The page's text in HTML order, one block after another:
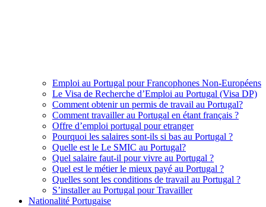
Emploi au Portugal pour Francophones Non-Européens
Le Visa de Recherche d’Emploi au Portugal (Visa DP)
Comment obtenir un permis de travail au Portugal?
Comment travailler au Portugal en étant français ?
Offre d’emploi portugal pour etranger
Pourquoi les salaires sont-ils si bas au Portugal ?
Quelle est le Le SMIC au Portugal?
Quel salaire faut-il pour vivre au Portugal ?
Quel est le métier le mieux payé au Portugal ?
Quelles sont les conditions de travail au Portugal ?
S’installer au Portugal pour Travailler
Nationalité Portugaise